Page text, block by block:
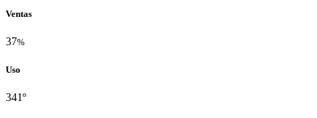
Ventas
37%
Uso
341º